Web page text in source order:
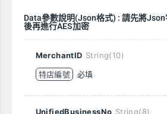
Data參數說明(Json格式) : 請先將
後再進行AES加密
MerchantID String(10)
特店編號
必填
UnifiedBusinessNo String(8)